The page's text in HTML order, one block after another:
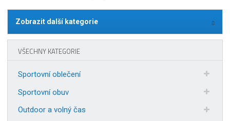
a
t
Zobrazit další kategorie
VŠECHNY KATEGORIE
Sportovní oblečení
Sportovní obuv
Outdoor a volný čas